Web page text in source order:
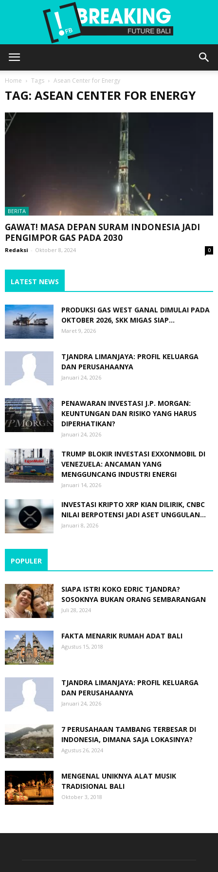
Home Tags Asean Center for Energy
TAG: ASEAN CENTER FOR ENERGY
BERITA
GAWAT! MASA DEPAN SURAM INDONESIA JADI
PENGIMPOR GAS PADA 2030
Redaksi - Oktober 8, 2024 0
LATEST NEWS
PRODUKSI GAS WEST GANAL DIMULAI PADA
OKTOBER 2026, SKK MIGAS SIAP...
Maret 9, 2026
TJANDRA LIMANJAYA: PROFIL KELUARGA
DAN PERUSAHAANYA
Januari 24, 2026
PENAWARAN INVESTASI J.P. MORGAN:
KEUNTUNGAN DAN RISIKO YANG HARUS
DIPERHATIKAN?
Januari 24, 2026
TRUMP BLOKIR INVESTASI EXXONMOBIL DI
VENEZUELA: ANCAMAN YANG
MENGGUNCANG INDUSTRI ENERGI
Januari 14, 2026
INVESTASI KRIPTO XRP KIAN DILIRIK, CNBC
NILAI BERPOTENSI JADI ASET UNGGULAN...
Januari 8, 2026
POPULER
SIAPA ISTRI KOKO EDRIC TJANDRA?
SOSOKNYA BUKAN ORANG SEMBARANGAN
Juli 28, 2024
FAKTA MENARIK RUMAH ADAT BALI
Agustus 15, 2018
TJANDRA LIMANJAYA: PROFIL KELUARGA
DAN PERUSAHAANYA
Januari 24, 2026
7 PERUSAHAAN TAMBANG TERBESAR DI
INDONESIA, DIMANA SAJA LOKASINYA?
Agustus 26, 2024
MENGENAL UNIKNYA ALAT MUSIK
TRADISIONAL BALI
Oktober 3, 2018